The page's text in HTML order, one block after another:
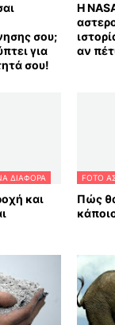
σου;
για
σου!
Η
αν
ΔΙΑΦΟΡΑ
και
FOTO
Πώς